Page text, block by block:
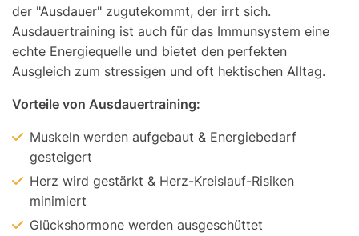
der "Ausdauer" zugutekommt, der irrt sich.
Ausdauertraining ist auch für das Immunsystem eine
echte Energiequelle und bietet den perfekten
Ausgleich zum stressigen und oft hektischen Alltag.
Vorteile von Ausdauertraining:
Muskeln werden aufgebaut & Energiebedarf
gesteigert
Herz wird gestärkt & Herz-Kreislauf-Risiken
minimiert
Glückshormone werden ausgeschüttet